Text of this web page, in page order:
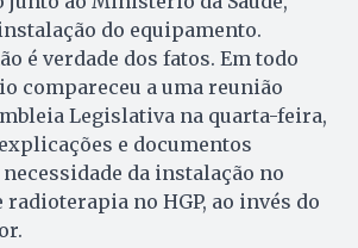
do equipamento.
é verdade dos fatos. Em todo
compareceu a uma reunião
Legislativa na quarta-feira,
e documentos
da instalação no
no HGP, ao invés do